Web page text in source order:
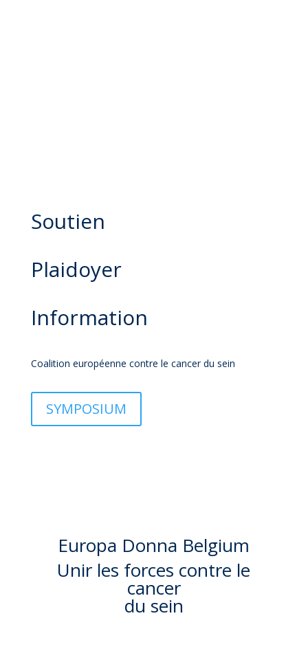
Soutien
Plaidoyer
Information
Coalition européenne contre le cancer du sein
SYMPOSIUM
Europa Donna Belgium
Unir les forces contre le
cancer
du sein